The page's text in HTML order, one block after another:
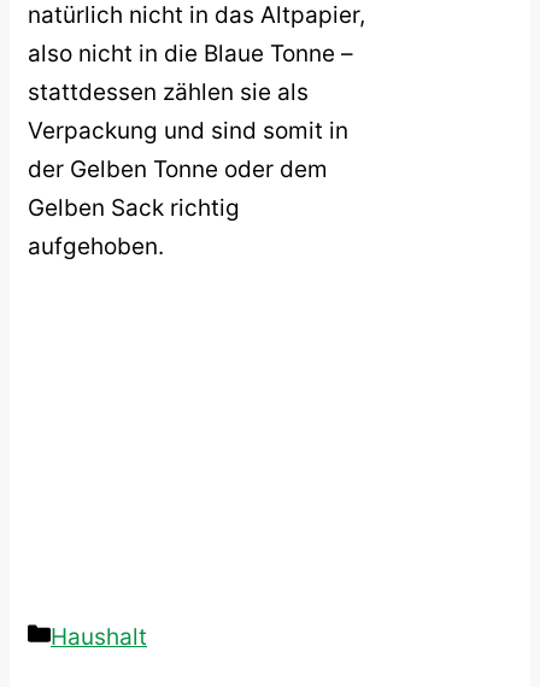
natürlich nicht in das Altpapier,
also nicht in die Blaue Tonne –
stattdessen zählen sie als
Verpackung und sind somit in
der Gelben Tonne oder dem
Gelben Sack richtig
aufgehoben.
Kategorien
Haushalt